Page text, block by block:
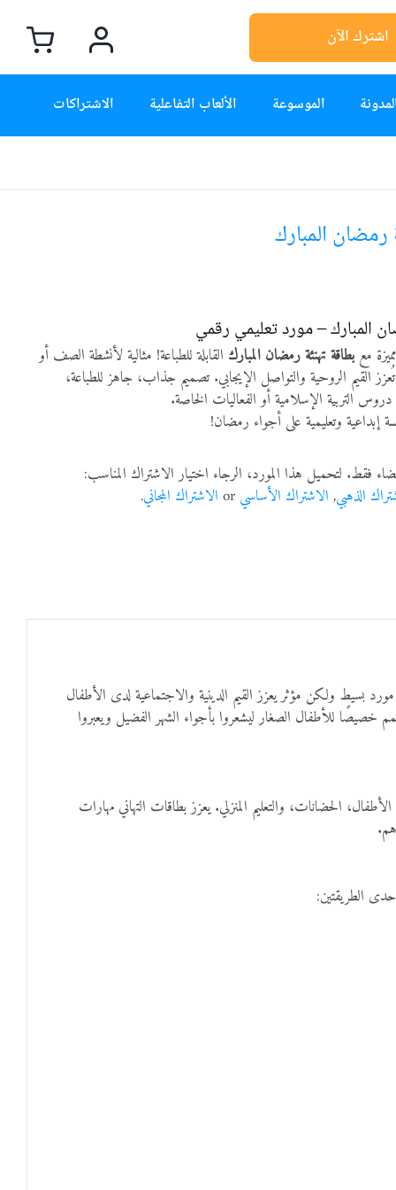
اشترك الآن
الموسوعة الألعاب التفاعلية الاشتراكات
المبارك
المبارك – مورد تعليمي رقمي
مع بطاقة تهنئة رمضان المبارك القابلة للطباعة! مثالية لأنشطة الصف أو
القيم الروحية والتواصل الإيجابي. تصميم جذاب، جاهز للطباعة،
التربية الإسلامية أو الفعاليات الخاصة.
إبداعية وتعليمية على أجواء رمضان!
فقط. لتحميل هذا المورد، الرجاء اختيار الاشتراك المناسب:
الذهبي, الاشتراك الأساسي الاشتراك المجاني.
بسيط ولكن مؤثر يعزز القيم الدينية والاجتماعية لدى الأطفال
خصيصًا للأطفال الصغار ليشعروا بأجواء الشهر الفضيل ويعبروا
للاستخدام في فصول رياض الأطفال، الحضانات، والتعليم المنزلي. يعزز بطاقات التهاني مهارات
الطريقتين: